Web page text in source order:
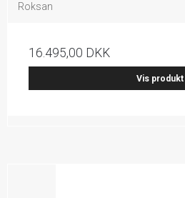
Roksan
16.495,00 DKK
Vis produkt